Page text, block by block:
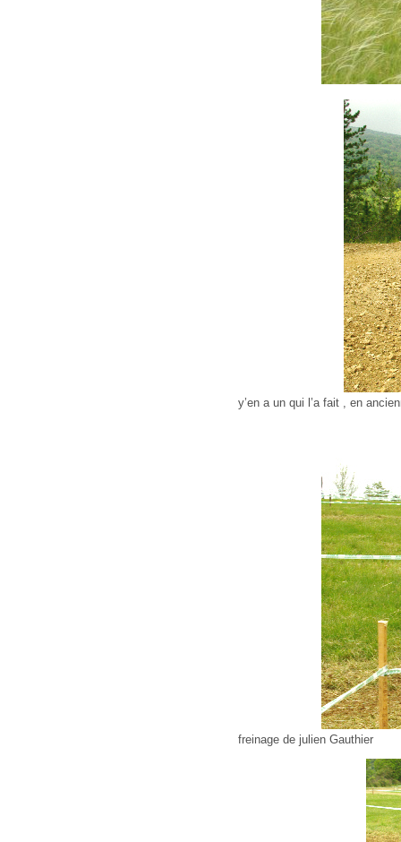
y’en a un qui l’a fait , en
freinage de julien Gauthier